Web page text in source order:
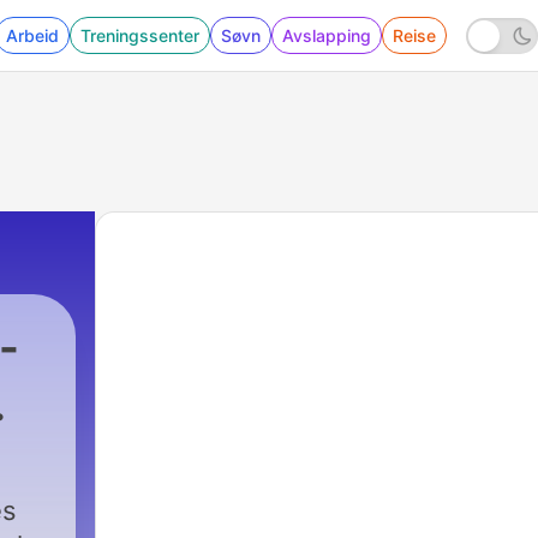
Arbeid Treningssenter Søvn Avslapping Reise